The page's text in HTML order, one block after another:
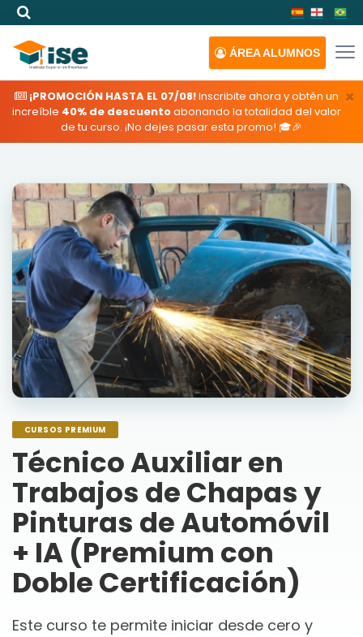
ÁREAALUMNOS
×
¡PROMOCIÓN HASTA EL 07/08!Inscribite ahora y obtén un
increíble 40% de descuentoabonando la totalidad del valor
de tu curso. ¡No dejes pasar esta promo! 🎓🎉
CURSOS PREMIUM
Técnico Auxiliar en
Trabajos de Chapas y
Pinturas de Automóvil
+ IA (Premium con
Doble Certificación)
Este curso te permite iniciar desde cero y